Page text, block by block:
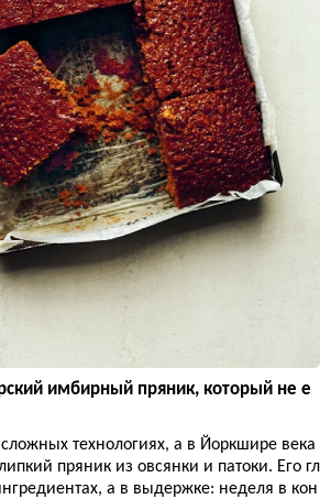
имбирный пряник, который не е
технологиях, а в Йоркшире века
пряник из овсянки и патоки. Его гл
а в выдержке: неделя в кон